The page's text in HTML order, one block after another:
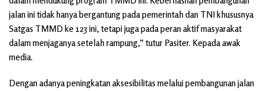
jalan ini tidak hanya bergantung pada pemerintah dan TNI khususnya
Satgas TMMD ke 123 ini, tetapi juga pada peran aktif masyarakat
dalam menjaganya setelah rampung,” tutur Pasiter. Kepada awak
media.
Dengan adanya peningkatan aksesibilitas melalui pembangunan jalan